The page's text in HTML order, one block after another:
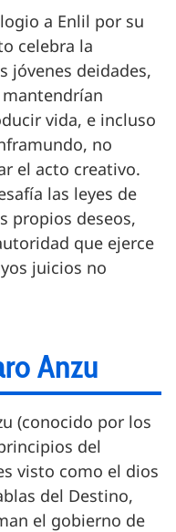
a Enlil por su
celebra la
jóvenes deidades,
vida, e incluso
no
el acto creativo.
las leyes de
propios deseos,
que ejerce
juicios no
Anzu
(conocido por los
del
visto como el dios
del Destino,
el gobierno de